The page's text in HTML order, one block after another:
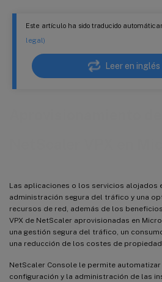
Este artículo ha sido traducido
legal)
Leer en inglés
Las aplicaciones o los servicios alojados
administración segura del tráfico y una
recursos de red, además de los
VPX de NetScaler aprovisionadas en
una gestión segura del tráfico, un
una reducción de los costes de
NetScaler Console le permite
configuración y la administración de las